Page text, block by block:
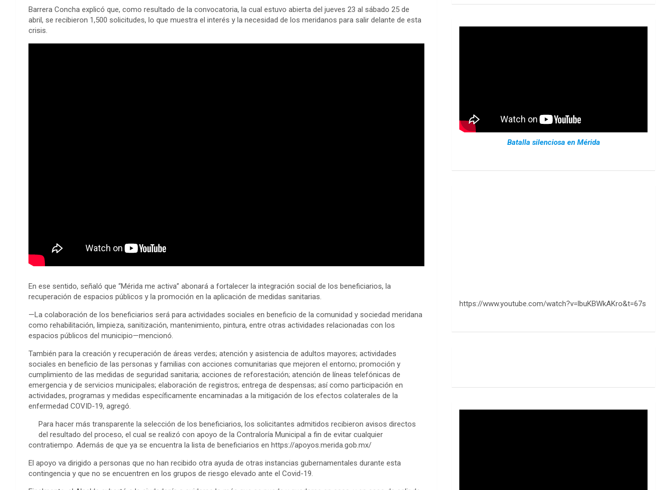
Barrera Concha explicó que, como resultado de la convocatoria, la cual estuvo abierta del jueves 23 al sábado 25 de
abril, se recibieron 1,500 solicitudes, lo que muestra el interés y la necesidad de los meridanos para salir delante de esta
crisis.
En ese sentido, señaló que “Mérida me activa” abonará a fortalecer la integración social de los beneficiarios, la
recuperación de espacios públicos y la promoción en la aplicación de medidas sanitarias.
—La colaboración de los beneficiarios será para actividades sociales en beneficio de la comunidad y sociedad meridana
como rehabilitación, limpieza, sanitización, mantenimiento, pintura, entre otras actividades relacionadas con los
espacios públicos del municipio—mencionó.
También para la creación y recuperación de áreas verdes; atención y asistencia de adultos mayores; actividades
sociales en beneficio de las personas y familias con acciones comunitarias que mejoren el entorno; promoción y
cumplimiento de las medidas de seguridad sanitaria; acciones de reforestación; atención de líneas telefónicas de
emergencia y de servicios municipales; elaboración de registros; entrega de despensas; así como participación en
actividades, programas y medidas específicamente encaminadas a la mitigación de los efectos colaterales de la
enfermedad COVID-19, agregó.
Para hacer más transparente la selección de los beneficiarios, los solicitantes admitidos recibieron avisos directos
del resultado del proceso, el cual se realizó con apoyo de la Contraloría Municipal a fin de evitar cualquier
contratiempo. Además de que ya se encuentra la lista de beneficiarios en https://apoyos.merida.gob.mx/
El apoyo va dirigido a personas que no han recibido otra ayuda de otras instancias gubernamentales durante esta
contingencia y que no se encuentren en los grupos de riesgo elevado ante el Covid-19.
Batalla silenciosa en Mérida
https://www.youtube.com/watch?v=lbuKBWkAKro&t=67s